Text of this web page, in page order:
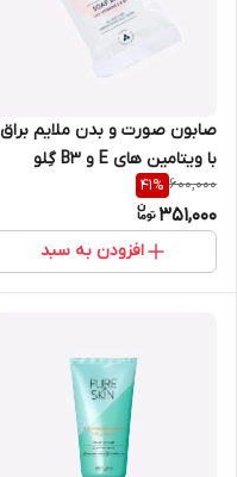
صابون صورت و بدن ملایم براق
با ویتامین های E و B3 گِلو
اسنشالز اوریفلیم 43909
600,000
41%
351,000
افزودن به سبد